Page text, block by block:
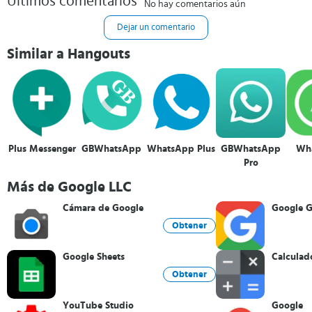
No hay comentarios aún
Dejar un comentario
Similar a Hangouts
Plus Messenger GBWhatsApp WhatsApp Plus GBWhatsApp
Pro
Más de Google LLC
Cámara de Google
Obtener
Google Sheets
Obtener
YouTube Studio
Google
Google